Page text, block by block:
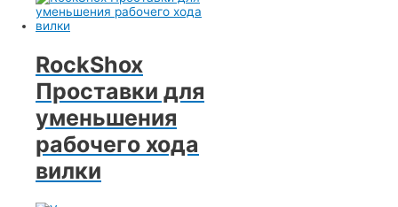
RockShox
Проставки для
уменьшения
рабочего хода
вилки